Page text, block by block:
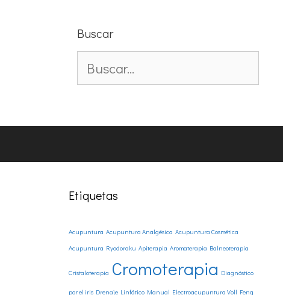
Buscar
Buscar:
Etiquetas
Acupuntura Acupuntura Analgésica Acupuntura Cosmética
Acupuntura Ryodoraku Apiterapia Aromaterapia Balneoterapia
Cristaloterapia Cromoterapia Diagnóstico
por el iris Drenaje Linfático Manual Electroacupuntura Voll Feng